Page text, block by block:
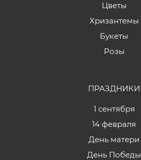
Цветы
Хризантемы
Букеты
Розы
ПРАЗДНИКИ
1 сентября
14 февраля
День матери
День Победы